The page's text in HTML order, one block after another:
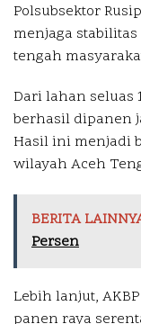
Polsubsektor
menjaga
tengah
Dari lahan seluas
berhasil dipanen
Hasil ini menjadi
wilayah Aceh
BERITA
Persen
Lebih lanjut,
panen raya